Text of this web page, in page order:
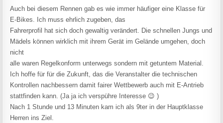
Auch bei diesem Rennen gab es wie immer häufiger eine Klasse für
E-Bikes. Ich muss ehrlich zugeben, das
Fahrerprofil hat sich doch gewaltig verändert. Die schnellen Jungs und
Mädels können wirklich mit ihrem Gerät im Gelände umgehen, doch
nicht
alle waren Regelkonform unterwegs sondern mit getuntem Material.
Ich hoffe für für die Zukunft, das die Veranstalter die technischen
Kontrollen nachbessern damit fairer Wettbewerb auch mit E-Antrieb
stattfinden kann. (Ja ja ich verspühre Interesse 😉 )
Nach 1 Stunde und 13 Minuten kam ich als 9ter in der Hauptklasse
Herren ins Ziel.